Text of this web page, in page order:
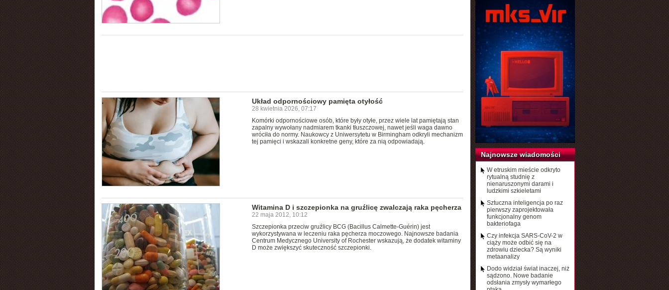
Układ odpornościowy pamięta otyłość
28 kwietnia 2026, 07:17
Komórki odpornościowe osób, które były otyłe, przez wiele lat pamiętają stan
zapalny wywołany nadmiarem tkanki tłuszczowej, nawet jeśli waga dawno
wróciła do normy. Naukowcy z Uniwersytetu w Birmingham odkryli mechanizm
tej pamięci i wskazali konkretne geny, które za nią odpowiadają.
Witamina D i szczepionka na gruźlicę zwalczają raka pęcherza
22 maja 2012, 10:12
Szczepionka przeciw gruźlicy BCG (Bacillus Calmette-Guérin) jest
wykorzystywana w leczeniu raka pęcherza moczowego. Najnowsze badania
Centrum Medycznego University of Rochester wskazują, że dodatek witaminy
D może zwiększyć skuteczność szczepionki.
Najnowsze wiadomości
W etruskim mieście odkryto
rytualną studnię z
nienaruszonymi darami i
ludzkimi szkieletami
Sztuczna inteligencja po raz
pierwszy zaprojektowała
funkcjonalny genom
bakteriofaga
Czy infekcja SARS-CoV-2 w
ciąży może odbić się na
zdrowiu dziecka? Są wyniki
metaanalizy
Dodo widział świat inaczej, niż
sądzono. Nowe badanie
odsłania zmysły wymarłego